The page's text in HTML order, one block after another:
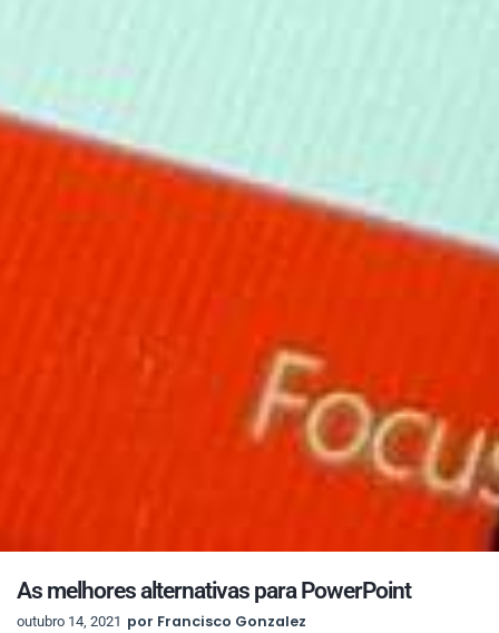
As melhores alternativas para PowerPoint
outubro 14, 2021 por Francisco Gonzalez